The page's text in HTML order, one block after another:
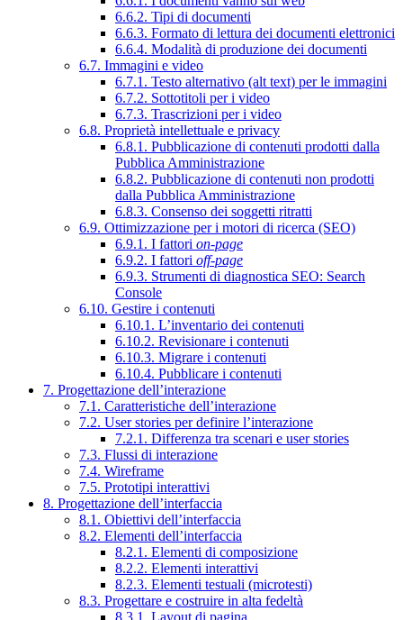
6.6.2. Tipi di documenti
6.6.3. Formato di lettura dei documenti elettronici
6.6.4. Modalità di produzione dei documenti
6.7. Immagini e video
6.7.1. Testo alternativo (alt text) per le immagini
6.7.2. Sottotitoli per i video
6.7.3. Trascrizioni per i video
6.8. Proprietà intellettuale e privacy
6.8.1. Pubblicazione di contenuti prodotti dalla
Pubblica Amministrazione
6.8.2. Pubblicazione di contenuti non prodotti
dalla Pubblica Amministrazione
6.8.3. Consenso dei soggetti ritratti
6.9. Ottimizzazione per i motori di ricerca (SEO)
6.9.1. I fattori on-page
6.9.2. I fattori off-page
6.9.3. Strumenti di diagnostica SEO: Search
Console
6.10. Gestire i contenuti
6.10.1. L’inventario dei contenuti
6.10.2. Revisionare i contenuti
6.10.3. Migrare i contenuti
6.10.4. Pubblicare i contenuti
7. Progettazione dell’interazione
7.1. Caratteristiche dell’interazione
7.2. User stories per definire l’interazione
7.2.1. Differenza tra scenari e user stories
7.3. Flussi di interazione
7.4. Wireframe
7.5. Prototipi interattivi
8. Progettazione dell’interfaccia
8.1. Obiettivi dell’interfaccia
8.2. Elementi dell’interfaccia
8.2.1. Elementi di composizione
8.2.2. Elementi interattivi
8.2.3. Elementi testuali (microtesti)
8.3. Progettare e costruire in alta fedeltà
8.3.1. Layout di pagina